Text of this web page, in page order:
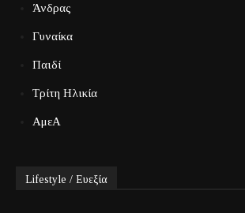
Άνδρας
Γυναίκα
Παιδί
Τρίτη Ηλικία
ΑμεΑ
Lifestyle / Ευεξία